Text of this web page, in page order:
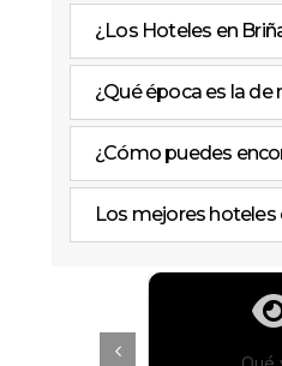
¿Los Hoteles en
¿Qué época es la
¿Cómo puedes
Los mejores hoteles